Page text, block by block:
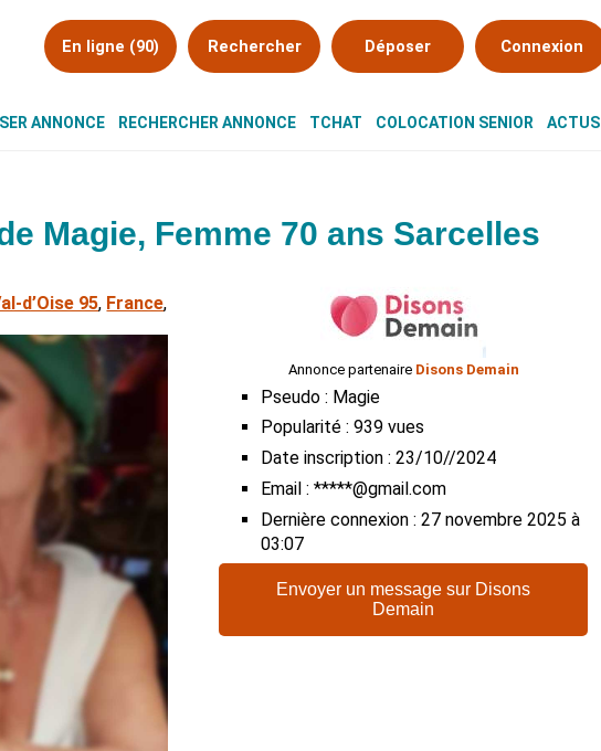
En ligne (90) Rechercher Déposer Connexion
ANNONCE RECHERCHER ANNONCE TCHAT COLOCATION SENIOR ACTUS
Magie, Femme 70 ans Sarcelles
d’Oise 95, France,
Annonce partenaire Disons Demain
Pseudo : Magie
Popularité : 939 vues
Date inscription : 23/10//2024
Email : *****@gmail.com
Dernière connexion : 27 novembre 2025 à
03:07
Envoyer un message sur Disons
Demain